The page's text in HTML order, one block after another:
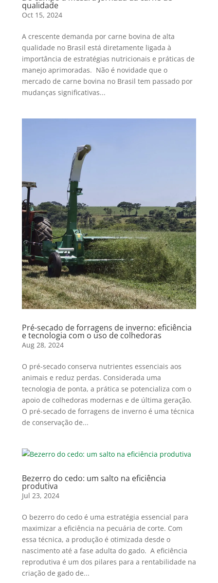
qualidade
Oct 15, 2024
A crescente demanda por carne bovina de alta
qualidade no Brasil está diretamente ligada à
importância de estratégias nutricionais e práticas de
manejo aprimoradas. Não é novidade que o
mercado de carne bovina no Brasil tem passado por
mudanças significativas...
Pré-secado de forragens de inverno: eficiência
e tecnologia com o uso de colhedoras
Aug 28, 2024
O pré-secado conserva nutrientes essenciais aos
animais e reduz perdas. Considerada uma
tecnologia de ponta, a prática se potencializa com o
apoio de colhedoras modernas e de última geração.
O pré-secado de forragens de inverno é uma técnica
de conservação de...
Bezerro do cedo: um salto na eficiência
produtiva
Jul 23, 2024
O bezerro do cedo é uma estratégia essencial para
maximizar a eficiência na pecuária de corte. Com
essa técnica, a produção é otimizada desde o
nascimento até a fase adulta do gado. A eficiência
reprodutiva é um dos pilares para a rentabilidade na
criação de gado de...